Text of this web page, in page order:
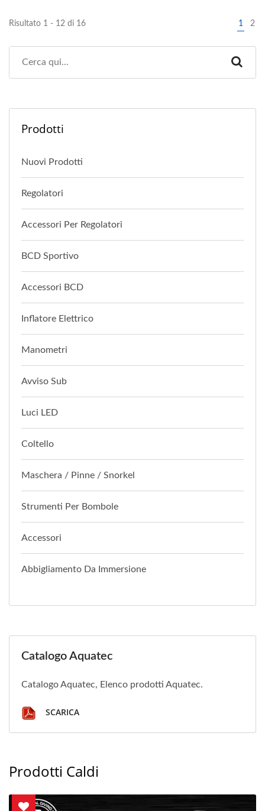
Risultato 1 - 12 di 16 1 2
Prodotti
Nuovi Prodotti
Regolatori
Accessori Per Regolatori
BCD Sportivo
Accessori BCD
Inflatore Elettrico
Manometri
Avviso Sub
Luci LED
Coltello
Maschera / Pinne / Snorkel
Strumenti Per Bombole
Accessori
Abbigliamento Da Immersione
Catalogo Aquatec
Catalogo Aquatec, Elenco prodotti Aquatec.
SCARICA
Prodotti Caldi